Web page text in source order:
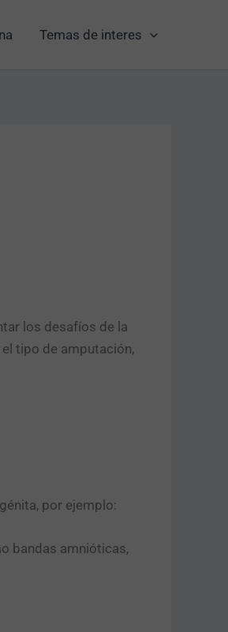
Temas de interes
los desafíos de la
tipo de amputación,
por ejemplo:
bandas amnióticas,